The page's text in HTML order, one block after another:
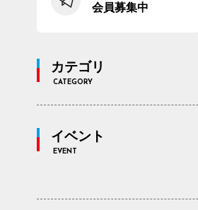
会員募集中
カテゴリ
CATEGORY
イベント
EVENT